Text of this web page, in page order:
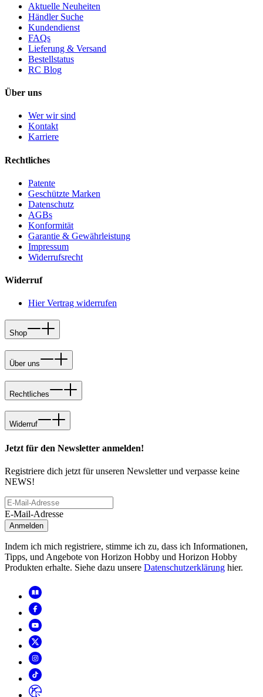
Aktuelle Neuheiten
Händler Suche
Kundendienst
FAQs
Lieferung & Versand
Bestellstatus
RC Blog
Über uns
Wer wir sind
Kontakt
Karriere
Rechtliches
Patente
Geschützte Marken
Datenschutz
AGBs
Konformität
Garantie & Gewährleistung
Impressum
Widerrufsrecht
Widerruf
Hier Vertrag widerrufen
Shop
Über uns
Rechtliches
Widerruf
Jetzt für den Newsletter anmelden!
Registriere dich jetzt für unseren Newsletter und verpasse keine
NEWS!
E-Mail-Adresse
Anmelden
Indem ich mich registriere, stimme ich zu, dass ich Informationen,
Tipps, und Angebote von Horizon Hobby und Horizon Hobby
Produkten erhalte. Siehe dazu unsere Datenschutzerklärung hier.